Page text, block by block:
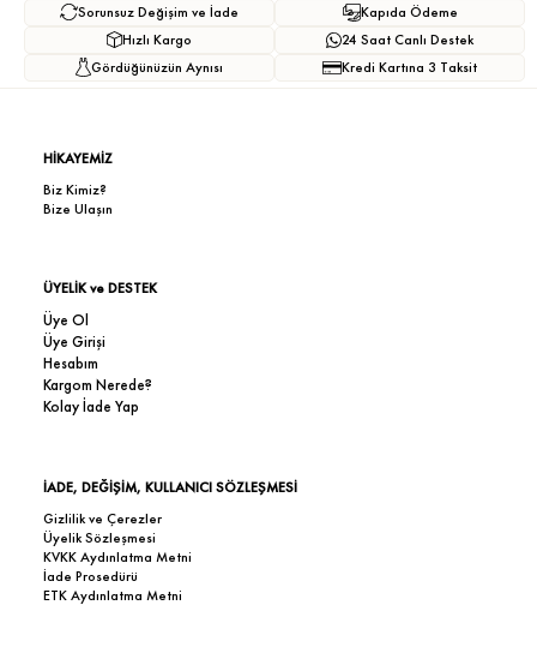
Sorunsuz Değişim ve İade
Hızlı Kargo
Gördüğünüzün Aynısı
Kapıda Ödeme
24 Saat Canlı Destek
Kredi Kartına 3 Taksit
HİKAYEMİZ
Biz Kimiz?
Bize Ulaşın
ÜYELİK ve DESTEK
Üye Ol
Üye Girişi
Hesabım
Kargom Nerede?
Kolay İade Yap
İADE, DEĞİŞİM, KULLANICI SÖZLEŞMESİ
Gizlilik ve Çerezler
Üyelik Sözleşmesi
KVKK Aydınlatma Metni
İade Prosedürü
ETK Aydınlatma Metni